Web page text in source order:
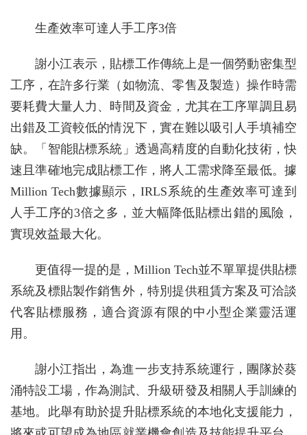
生產效率可達人手工序3倍
謝小江表示，貼標工作傳統上是一個勞動密集型
工序，在許多行業（如物流、零售及製造）操作時需
要耗費大量人力、時間及資金，尤其在工序單調且易
出錯及工資較低的情況下，實在難以吸引人手填補空
缺。「智能貼標系統」透過高精度的自動化技術，快
速且準確地完成貼標工作，將人工需求降至最低。據
Million Tech數據顯示，IRLS系統的生產效率可達到
人手工序的3倍之多，並大幅降低貼標出錯的風險，
實現效益最大化。
更值得一提的是，Million Tech並不單單提供貼標
系統及標貼製作銷售外，特別提供租賃方案及可洽談
代客貼標服務，適合資源有限的中小型企業靈活運
用。
謝小江指出，為進一步支持系統運行，團隊於葵
涌特設工場，作為測試、升級研發及相關人手訓練的
基地。此舉有助於提升貼標系統的本地化支援能力，